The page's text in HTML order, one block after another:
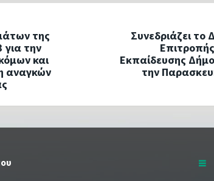
της
την
και
αναγκών
Συνεδριάζει το
Εκπαίδευσης
την